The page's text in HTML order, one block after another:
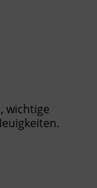
wichtige